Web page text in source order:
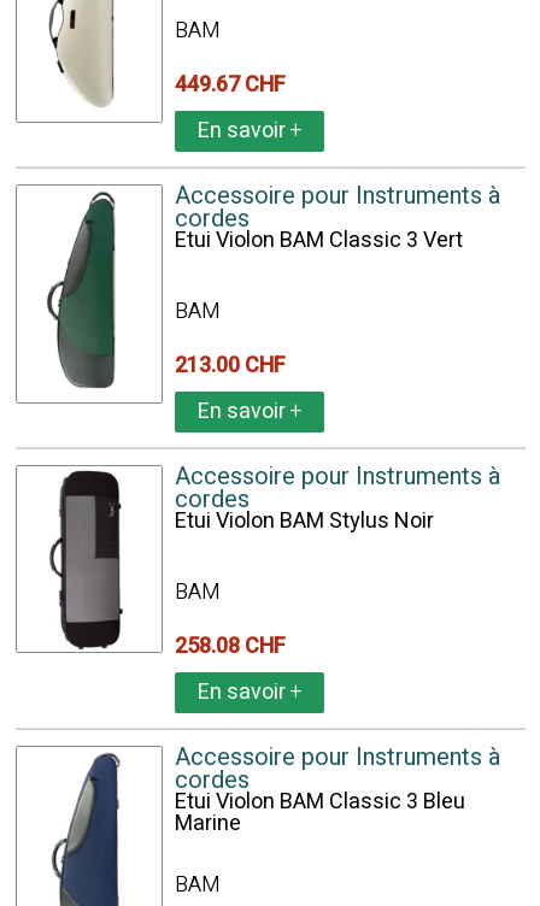
BAM
449.67 CHF
En savoir+
Accessoire pour Instruments à
cordes
Etui Violon BAM Classic 3 Vert
BAM
213.00 CHF
En savoir+
Accessoire pour Instruments à
cordes
Etui Violon BAM Stylus Noir
BAM
258.08 CHF
En savoir+
Accessoire pour Instruments à
cordes
Etui Violon BAM Classic 3 Bleu
Marine
BAM